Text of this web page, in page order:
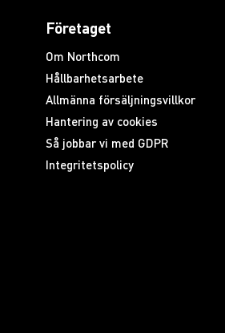
Företaget
Om Northcom
Hållbarhetsarbete
Allmänna försäljningsvillkor
Hantering av cookies
Så jobbar vi med GDPR
Integritetspolicy